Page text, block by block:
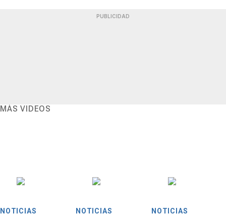
PUBLICIDAD
MÁS VIDEOS
NOTICIAS NOTICIAS NOTICIAS